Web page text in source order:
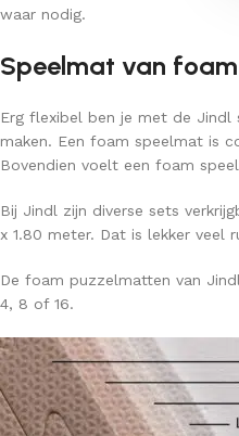
waar nodig.
Speelmat van foam
Erg flexibel ben je met de Jindl
maken. Een foam speelmat is
Bovendien voelt een foam
Bij Jindl zijn diverse sets
x 1.80 meter. Dat is lekker veel
De foam puzzelmatten van
4, 8 of 16.